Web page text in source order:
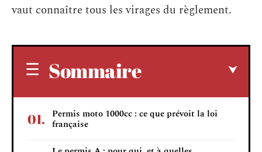
vaut connaître tous les virages du règlement.
Sommaire
Permis moto 1000cc : ce que prévoit la loi
française